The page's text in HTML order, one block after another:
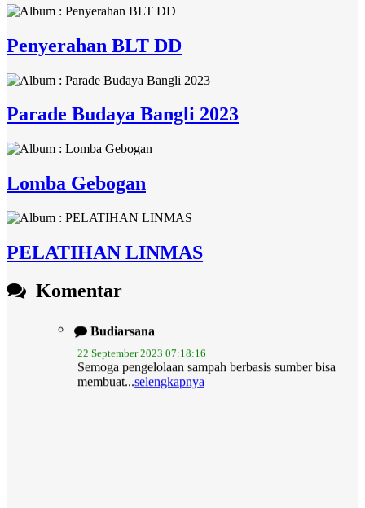
Penyerahan BLT DD
Parade Budaya Bangli 2023
Lomba Gebogan
PELATIHAN LINMAS
Komentar
22 September 2023 07:18:16
membuat...selengkapnya